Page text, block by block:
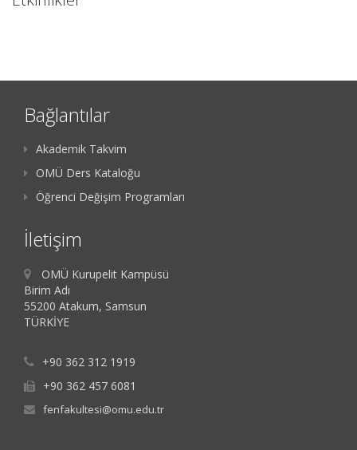
Bağlantılar
Akademik Takvim
OMÜ Ders Kataloğu
Öğrenci Değişim Programları
İletişim
OMÜ Kurupelit Kampüsü
Birim Adı
55200 Atakum, Samsun
TÜRKİYE
+90 362 312 1919
+90 362 457 6081
fenfakultesi@omu.edu.tr